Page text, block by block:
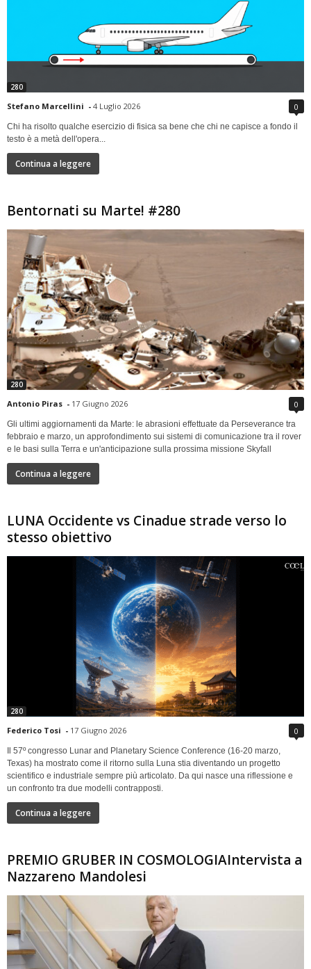
280
Stefano Marcellini - 4 Luglio 2026 0
Chi ha risolto qualche esercizio di fisica sa bene che chi ne capisce a fondo il
testo è a metà dell'opera...
Continua a leggere
Bentornati su Marte! #280
280
Antonio Piras - 17 Giugno 2026 0
Gli ultimi aggiornamenti da Marte: le abrasioni effettuate da Perseverance tra
febbraio e marzo, un approfondimento sui sistemi di comunicazione tra il rover
e le basi sulla Terra e un'anticipazione sulla prossima missione Skyfall
Continua a leggere
LUNA Occidente vs Cinadue strade verso lo
stesso obiettivo
280
Federico Tosi - 17 Giugno 2026 0
Il 57º congresso Lunar and Planetary Science Conference (16-20 marzo,
Texas) ha mostrato come il ritorno sulla Luna stia diventando un progetto
scientifico e industriale sempre più articolato. Da qui nasce una riflessione e
un confronto tra due modelli contrapposti.
Continua a leggere
PREMIO GRUBER IN COSMOLOGIAIntervista a
Nazzareno Mandolesi